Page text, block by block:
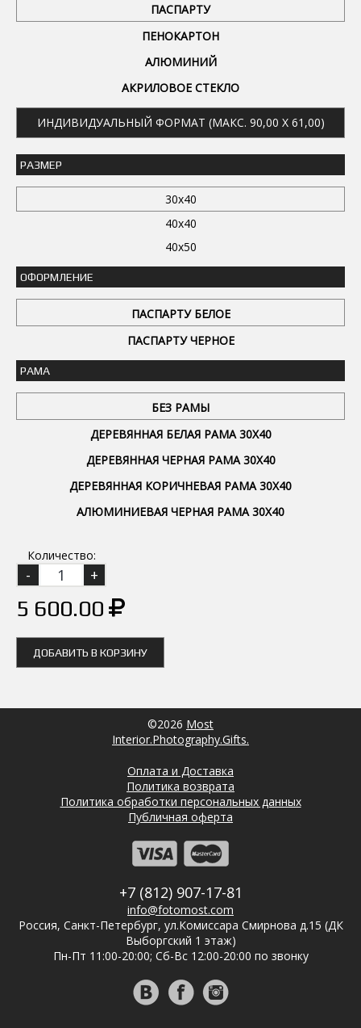
ПАСПАРТУ
ПЕНОКАРТОН
АЛЮМИНИЙ
АКРИЛОВОЕ СТЕКЛО
ИНДИВИДУАЛЬНЫЙ ФОРМАТ (МАКС. 90,00 X 61,00)
РАЗМЕР
30x40
40x40
40x50
ОФОРМЛЕНИЕ
ПАСПАРТУ БЕЛОЕ
ПАСПАРТУ ЧЕРНОЕ
РАМА
БЕЗ РАМЫ
ДЕРЕВЯННАЯ БЕЛАЯ РАМА 30Х40
ДЕРЕВЯННАЯ ЧЕРНАЯ РАМА 30Х40
ДЕРЕВЯННАЯ КОРИЧНЕВАЯ РАМА 30Х40
АЛЮМИНИЕВАЯ ЧЕРНАЯ РАМА 30Х40
Количество:
5 600.00
ДОБАВИТЬ В КОРЗИНУ
©2026 Most
Interior.Photography.Gifts.
Оплата и Доставка
Политика возврата
Политика обработки персональных данных
Публичная оферта
+7 (812) 907-17-81
info@fotomost.com
Россия, Санкт-Петербург, ул.Комиссара Смирнова д.15 (ДК
Выборгский 1 этаж)
Пн-Пт 11:00-20:00; Сб-Вс 12:00-20:00 по звонку